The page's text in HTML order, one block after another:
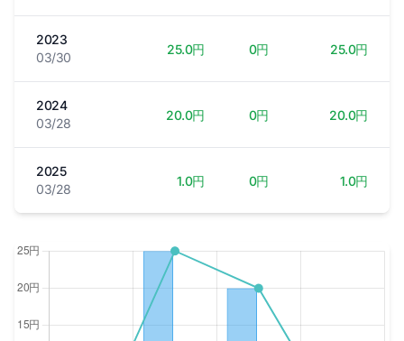
2023
03/30
25.0円 0円 25.0円
2024
03/28
20.0円 0円 20.0円
2025
03/28
1.0円 0円 1.0円